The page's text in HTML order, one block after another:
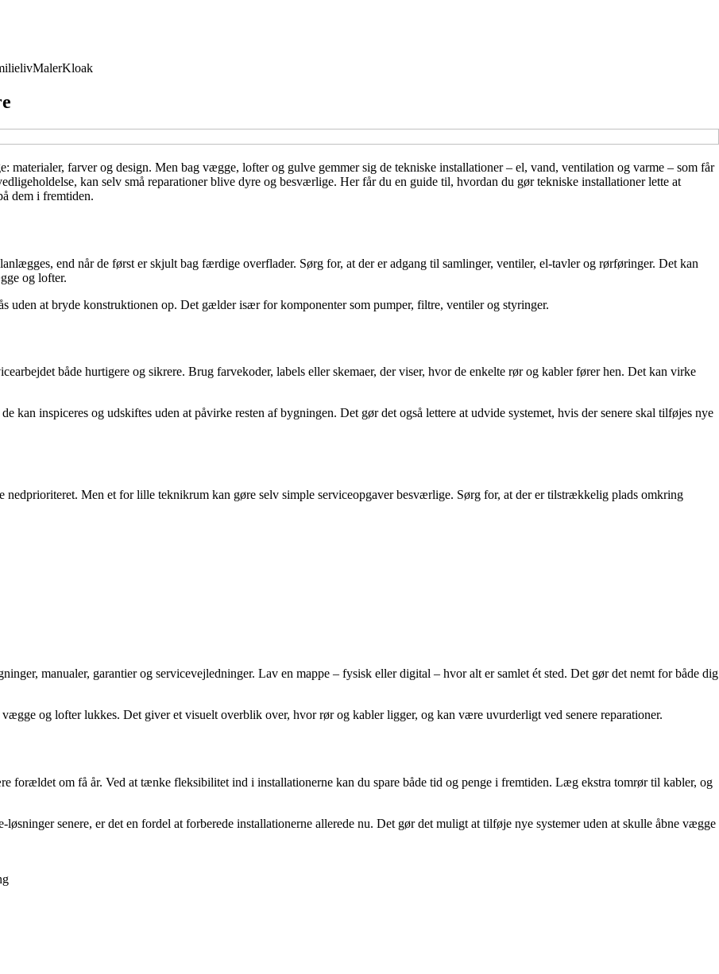
MalerKloak
materialer, farver og design. Men bag vægge, lofter og gulve gemmer sig de tekniske installationer – el, vand, ventilation og varme – som får
kan selv små reparationer blive dyre og besværlige. Her får du en guide til, hvordan du gør tekniske installationer lette at
dem i fremtiden.
end når de først er skjult bag færdige overflader. Sørg for, at der er adgang til samlinger, ventiler, el-tavler og rørføringer. Det kan
og lofter.
uden at bryde konstruktionen op. Det gælder især for komponenter som pumper, filtre, ventiler og styringer.
både hurtigere og sikrere. Brug farvekoder, labels eller skemaer, der viser, hvor de enkelte rør og kabler fører hen. Det kan virke
kan inspiceres og udskiftes uden at påvirke resten af bygningen. Det gør det også lettere at udvide systemet, hvis der senere skal tilføjes nye
nedprioriteret. Men et for lille teknikrum kan gøre selv simple serviceopgaver besværlige. Sørg for, at der er tilstrækkelig plads omkring
manualer, garantier og servicevejledninger. Lav en mappe – fysisk eller digital – hvor alt er samlet ét sted. Det gør det nemt for både dig
og lofter lukkes. Det giver et visuelt overblik over, hvor rør og kabler ligger, og kan være uvurderligt ved senere reparationer.
forældet om få år. Ved at tænke fleksibilitet ind i installationerne kan du spare både tid og penge i fremtiden. Læg ekstra tomrør til kabler, og
senere, er det en fordel at forberede installationerne allerede nu. Det gør det muligt at tilføje nye systemer uden at skulle åbne vægge